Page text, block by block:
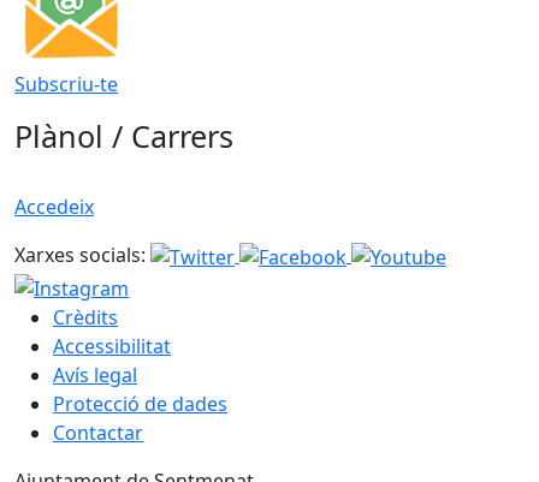
Subscriu-te
Plànol / Carrers
Accedeix
Xarxes socials:
Crèdits
Accessibilitat
Avís legal
Protecció de dades
Contactar